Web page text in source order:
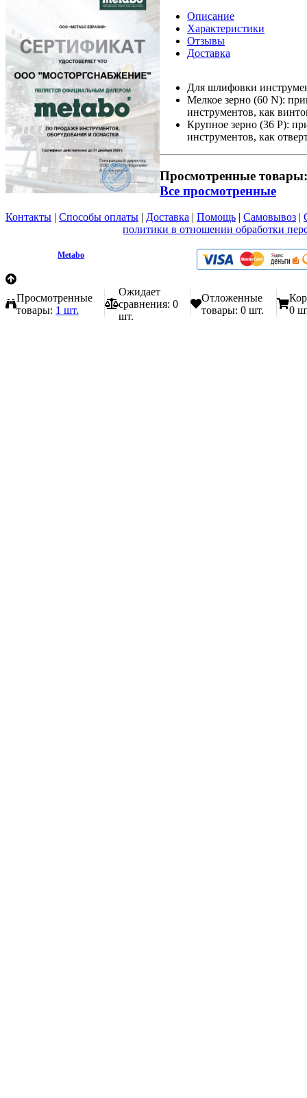
Описание
Характеристики
Отзывы
Доставка
Для шлифовки
Мелкое зерно (60 N):
инструментов, как
Крупное зерно (36 P):
инструментов, как
Просмотренные товары:
Все просмотренные
Контакты | Способы оплаты | Доставка | Помощь | Самовывоз |
политики в отношении обработки
Metabo
Просмотренные
товары: 1 шт.
Ожидает
сравнения: 0
шт.
Отложенные
товары: 0 шт.
0